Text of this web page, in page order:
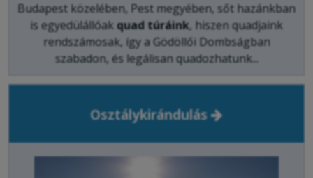
Budapest közelében, Pest megyében, sőt hazánkban
is egyedülállóak quad túráink, hiszen quadjaink
rendszámosak, így a Gödöllői Dombságban
szabadon, és legálisan quadozhatunk...
Osztálykirándulás